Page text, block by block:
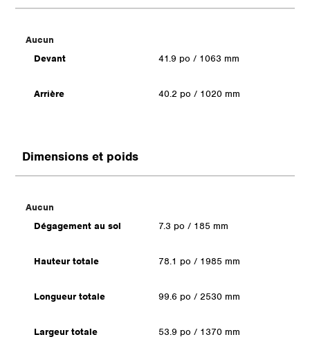
Aucun
Devant
41.9 po / 1063 mm
Arrière 40.2 po / 1020 mm
Dimensions et poids
Aucun
Dégagement au sol
7.3 po / 185 mm
Hauteur totale 78.1 po / 1985 mm
Longueur totale 99.6 po / 2530 mm
Largeur totale 53.9 po / 1370 mm